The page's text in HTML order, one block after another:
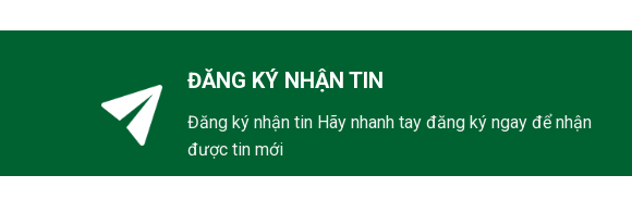
ĐĂNG KÝ NHẬN TIN
Đăng ký nhận tin Hãy nhanh tay đăng ký ngay để nhận
được tin mới